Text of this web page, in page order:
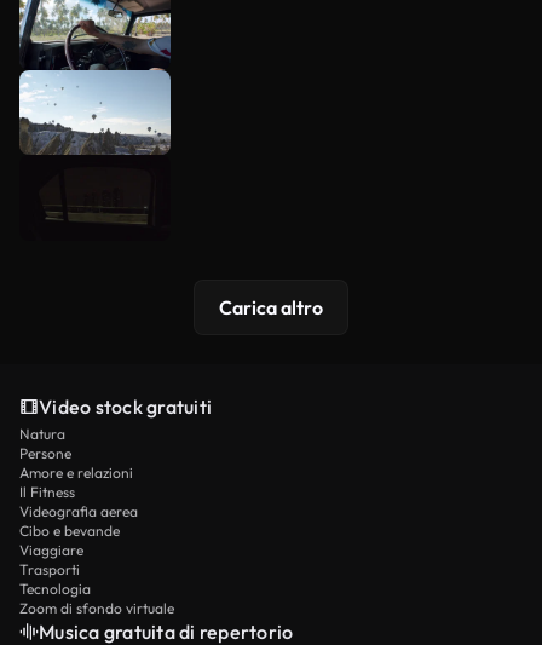
Carica altro
Video stock gratuiti
Natura
Persone
Amore e relazioni
Il Fitness
Videografia aerea
Cibo e bevande
Viaggiare
Trasporti
Tecnologia
Zoom di sfondo virtuale
Musica gratuita di repertorio